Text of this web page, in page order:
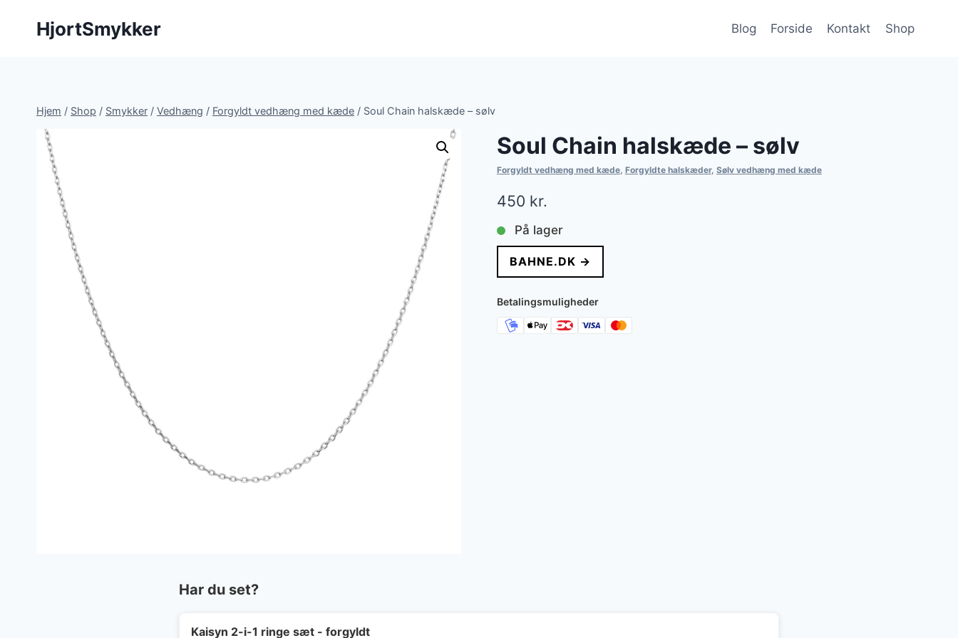
HjortSmykker Blog Forside Kontakt Shop
Hjem / Shop / Smykker / Vedhæng / Forgyldt vedhæng med kæde / Soul Chain halskæde – sølv
Soul Chain halskæde – sølv
Forgyldt vedhæng med kæde, Forgyldte halskæder, Sølv vedhæng med kæde
450 kr.
På lager
BAHNE.DK →
Betalingsmuligheder
Har du set?
Kaisyn 2-i-1 ringe sæt - forgyldt